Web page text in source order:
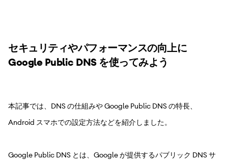
セキュリティやパフォーマンスの向上に
Google Public DNS を使ってみよう
本記事では、DNS の仕組みや Google Public DNS の特長、
Android スマホでの設定方法などを紹介しました。
Google Public DNS とは、Google が提供するパブリック DNS サ